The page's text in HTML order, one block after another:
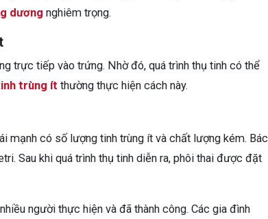
dương nghiêm trọng.
trực tiếp vào trứng. Nhờ đó, quá trình thụ tinh có thể
trùng ít thường thực hiện cách này.
mạnh có số lượng tinh trùng ít và chất lượng kém. Bác
Sau khi quá trình thụ tinh diễn ra, phôi thai được đặt
người thực hiện và đã thành công. Các gia đình